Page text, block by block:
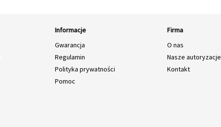
Informacje
Gwarancja
Regulamin
Polityka prywatności
Pomoc
Firma
O nas
Nasze autoryzacje
Kontakt